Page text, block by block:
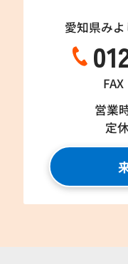
愛知県み
営業
定